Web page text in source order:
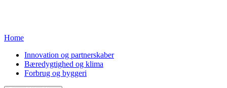
Home
Innovation og partnerskaber
Bæredygtighed og klima
Forbrug og byggeri